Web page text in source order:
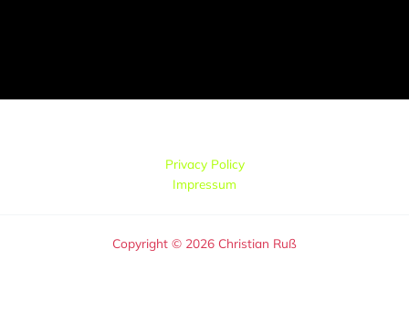
Privacy Policy
Impressum
Copyright © 2026 Christian Ruß